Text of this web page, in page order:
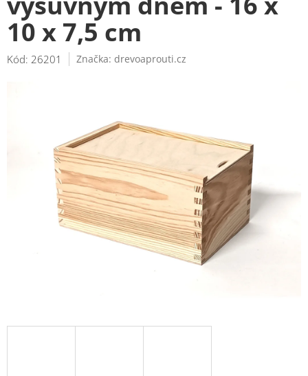
10 x 7,5 cm
Kód: 26201 Značka: drevoaprouti.cz